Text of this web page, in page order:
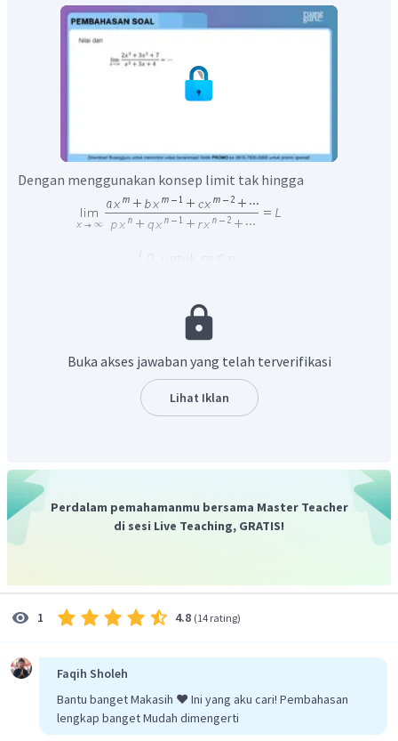
Dengan menggunakan konsep limit tak hingga
mempunyai pangkat tertinggi pada
pembilangnya 3 dan pangkat tertinggi pada penyebutnya 2,
adalah .
Buka akses jawaban yang telah terverifikasi
Lihat Iklan
Perdalam pemahamanmu bersama Master Teacher
di sesi Live Teaching, GRATIS!
1 4.8 (14 rating)
Faqih Sholeh
Bantu banget Makasih ❤️ Ini yang aku cari! Pembahasan
lengkap banget Mudah dimengerti